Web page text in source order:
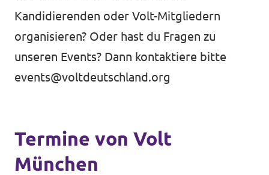
Volt Deutschland Merchandise Shop
Neuigkeiten
Unsere Events
Deine Spende für Volt!
Kandidierenden oder Volt-Mitgliedern
organisieren? Oder hast du Fragen zu
unseren Events? Dann kontaktiere bitte
events@voltdeutschland.org
Termine von Volt
München